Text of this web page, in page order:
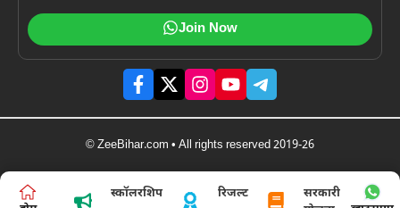
Join Now
© ZeeBihar.com • All rights reserved 2019-26
स्कॉलरशिप रिजल्ट
सरकारी